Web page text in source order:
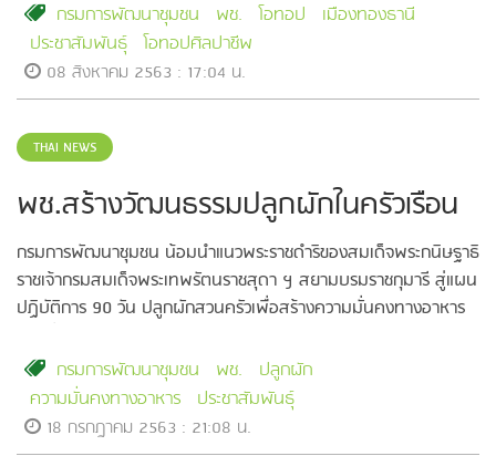
กรมการพัฒนาชุมชน พช. โอทอป
เมืองทองธานี
ประชาสัมพันธุ์ โอทอปศิลปาชีพ
08 สิงหาคม 2563 : 17:04 น.
THAI NEWS
พช.สร้างวัฒนธรรมปลูกผักในครัวเรือน
กรมการพัฒนาชุมชน น้อมนำแนวพระราชดำริของสมเด็จพระกนิษฐาธิ
ราชเจ้ากรมสมเด็จพระเทพรัตนราชสุดา ฯ สยามบรมราชกุมารี สู่แผน
ปฏิบัติการ 90 วัน ปลูกผักสวนครัวเพื่อสร้างความมั่นคงทางอาหาร
กรมการพัฒนาชุมชน พช.
ปลูกผัก
ความมั่นคงทางอาหาร
ประชาสัมพันธุ์
18 กรกฎาคม 2563 : 21:08 น.